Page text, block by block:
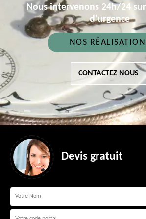
Nous intervenons 24h/24
d'urgence
NOS
CONTACTEZ NOUS
Devis gratuit